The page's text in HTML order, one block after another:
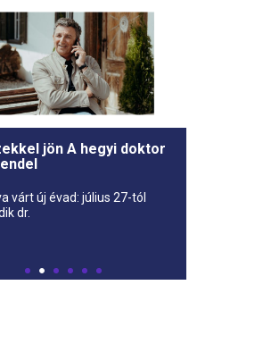
jön A hegyi doktor
várt új évad: július 27-tól
dr.